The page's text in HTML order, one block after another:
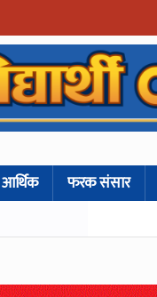
आर्थिक फरक संसार